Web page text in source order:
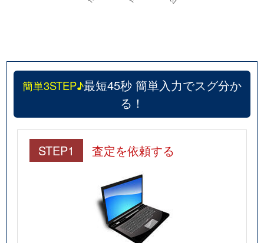
簡単3STEP♪最短45秒 簡単入力でスグ分か
る！
STEP1 査定を依頼する